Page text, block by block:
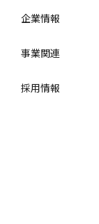
企業情報
事業関連
採用情報